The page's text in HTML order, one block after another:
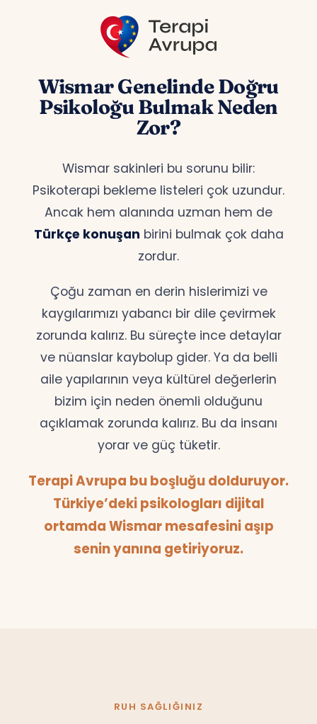
Wismar Genelinde Doğru
Psikoloğu Bulmak Neden
Zor?
Wismar sakinleri bu sorunu bilir:
Psikoterapi bekleme listeleri çok uzundur.
Ancak hem alanında uzman hem de
Türkçe konuşan birini bulmak çok daha
zordur.
Çoğu zaman en derin hislerimizi ve
kaygılarımızı yabancı bir dile çevirmek
zorunda kalırız. Bu süreçte ince detaylar
ve nüanslar kaybolup gider. Ya da belli
aile yapılarının veya kültürel değerlerin
bizim için neden önemli olduğunu
açıklamak zorunda kalırız. Bu da insanı
yorar ve güç tüketir.
Terapi Avrupa bu boşluğu dolduruyor.
Türkiye’deki psikologları dijital
ortamda Wismar mesafesini aşıp
senin yanına getiriyoruz.
RUH SAĞLIĞINIZ